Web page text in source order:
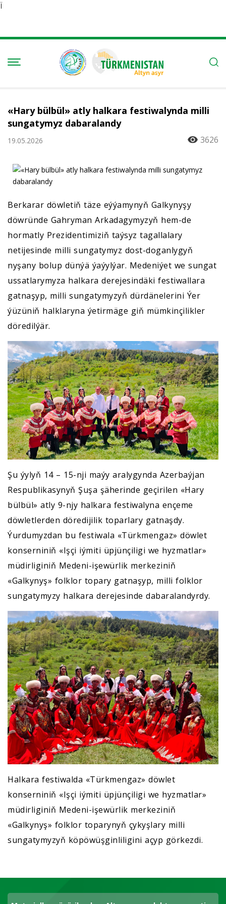
Ï
«Hary bülbül» atly halkara festiwalynda milli
sungatymyz dabaralandy
19.05.2026 3626
Berkarar döwletiň täze eýýamynyň Galkynyşy
döwründe Gahryman Arkadagymyzyň hem-de
hormatly Prezidentimiziň taýsyz tagallalary
netijesinde milli sungatymyz dost-doganlygyň
nyşany bolup dünýä ýaýylýar. Medeniýet we sungat
ussatlarymyza halkara derejesindäki festiwallara
gatnaşyp, milli sungatymyzyň dürdänelerini Ýer
ýüzüniň halklaryna ýеtirmägе giň mümkinçilikler
döredilýär.
Şu ýylyň 14 – 15-nji maýy aralygynda Azerbaýjan
Respublikasynyň Şuşa şäherinde geçirilen «Hary
bülbül» atly 9-njy halkara festiwalyna ençeme
döwletlerden döredijilik toparlary gatnaşdy.
Ýurdumyzdan bu festiwala «Türkmengaz» döwlet
konserniniň «Işçi iýmiti üpjünçiligi we hyzmatlar»
müdirliginiň Medeni-işewürlik merkeziniň
«Galkynyş» folklor topary gatnaşyp, milli folklor
sungatymyzy halkara derejesinde dabaralandyrdy.
Halkara festiwalda «Türkmengaz» döwlet
konserniniň «Işçi iýmiti üpjünçiligi we hyzmatlar»
müdirliginiň Medeni-işewürlik merkeziniň
«Galkynyş» folklor toparynyň çykyşlary milli
sungatymyzyň köpöwüşginliligini açyp görkezdi.